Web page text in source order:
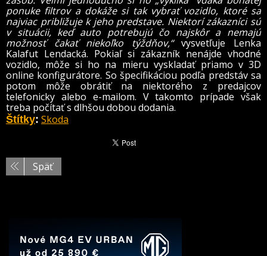
ponuke filtrov a dokáže si tak vybrať vozidlo, ktoré sa
najviac približuje k jeho predstave. Niektorí zákazníci sú
v situácii, keď auto potrebujú čo najskôr a nemajú
možnosť čakať niekoľko týždňov,“vysvetľuje Lenka
Kalafut Lendacká. Pokiaľ si zákazník nenájde vhodné
vozidlo, môže si ho na mieru vyskladať priamo v 3D
online konfigurátore. So špecifikáciou podľa predstáv sa
potom môže obrátiť na niektorého z predajcov
telefonicky alebo e-mailom. V takomto prípade však
treba počítať s dlhšou dobou dodania.
Štítky: Skoda
Späť